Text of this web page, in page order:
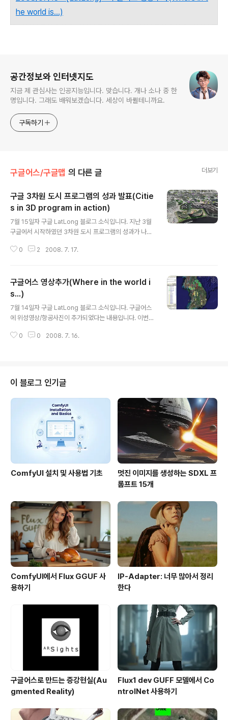
he world is...)
공간정보와 인터넷지도
지금 제 관심사는 인공지능입니다. 맞습니다. 개나 소나 중 한
명입니다. 그래도 배워보겠습니다. 세상이 바뀔테니까요.
구독하기
구글어스/구글맵 의 다른 글 더보기
구글 3차원 도시 프로그램의 성과 발표(Citie
s in 3D program in action)
7월 15일자 구글 LatLong 블로그 소식입니다. 지난 3월
구글에서 시작하였던 3차원 도시 프로그램의 성과가 나왔
에서 제작한 3D 모델을 구글에 보다 쉽게 탑재될 수 있도
3D 이미지갤러리(Warehouse)에 올리는 방법뿐이 없었
지만, 3차원 도시 프로그램을 이용하면, 보다 체계적으로
한꺼번에 올릴 수 있고, 기술적인 협력도 지원받을 수 있는
것으로 알고 있습니다. 어쨌든... 아래에 있는 본문을 보시
면 약 4개월 동안 3차원 도시 프로그램을 통해 구글어스에
서 3차원으로 변신한 도시가 소개되어 있습니다. 물론, 워
0 2 2008. 7. 17.
구글어스 영상추가(Where in the world i
s...)
7월 14일자 구글 LatLong 블로그 소식입니다. 구글어스
에 위성영상/항공사진이 추가되었다는 내용입니다. 이번에
다. 내일 해답이 나온다니 기다려 보시면 되고요, Google
아티아, 오스트랠리아, 미국, 멕시코, 이탈리아, 베네주엘
라, 독일, 캐나다, 캘리포니아, 영국, Cote d'lvoire 등입
니다. 우리나라 지역이 갱신되었는지는 확인하는 방법은
여기를 읽어보시기 바랍니다. 대략 살펴봤지만, 이번엔 갱
신이나 추가된 지역이 없는 것 같네요. 혹시 추가된 영상을
0 0 2008. 7. 16.
이 블로그 인기글
ComfyUI 설치 및 사용법 기초
멋진 이미지를 생성하는 SDXL 프
롬프트 15개
ComfyUI에서 Flux GGUF 사
용하기
IP-Adapter: 너무 많아서 정리
한다
구글어스로 만드는 증강현실(Au
gmented Reality)
Flux1 dev GUFF 모델에서 Co
ntrolNet 사용하기